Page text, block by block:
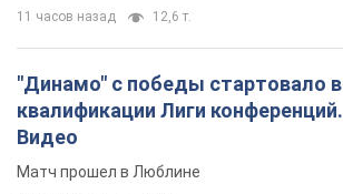
11 часов назад 12,6 т.
"Динамо" с победы стартовало в
квалификации Лиги конференций.
Видео
Матч прошел в Люблине